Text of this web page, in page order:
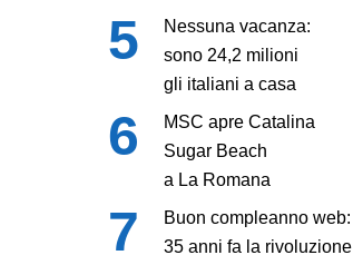
Nessuna vacanza:
sono 24,2 milioni
gli italiani a casa
MSC apre Catalina
Sugar Beach
a La Romana
Buon compleanno web:
35 anni fa la rivoluzione